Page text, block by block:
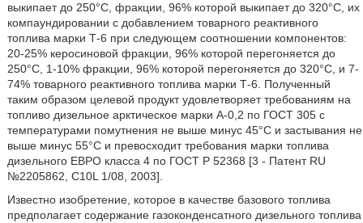
выкипает до 250°C, фракции, 96% которой выкипает до 320°C, их
компаундировании с добавлением товарного реактивного
топлива марки Т-6 при следующем соотношении компонентов:
20-25% керосиновой фракции, 96% которой перегоняется до
250°C, 1-10% фракции, 96% которой перегоняется до 320°C, и 7-
74% товарного реактивного топлива марки Т-6. Полученный
таким образом целевой продукт удовлетворяет требованиям на
топливо дизельное арктическое марки А-0,2 по ГОСТ 305 с
температурами помутнения не выше минус 45°C и застывания не
выше минус 55°C и превосходит требования марки топлива
дизельного ЕВРО класса 4 по ГОСТ Р 52368 [3 - Патент RU
№2205862, C10L 1/08, 2003].
Известно изобретение, которое в качестве базового топлива
предполагает содержание газоконденсатного дизельного топлива